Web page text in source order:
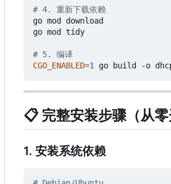
# 4. 重新下载依赖
go mod download
go mod tidy
# 5. 编译
CGO_ENABLED=1
📋完整安装步骤（从零
1. 安装系统依赖